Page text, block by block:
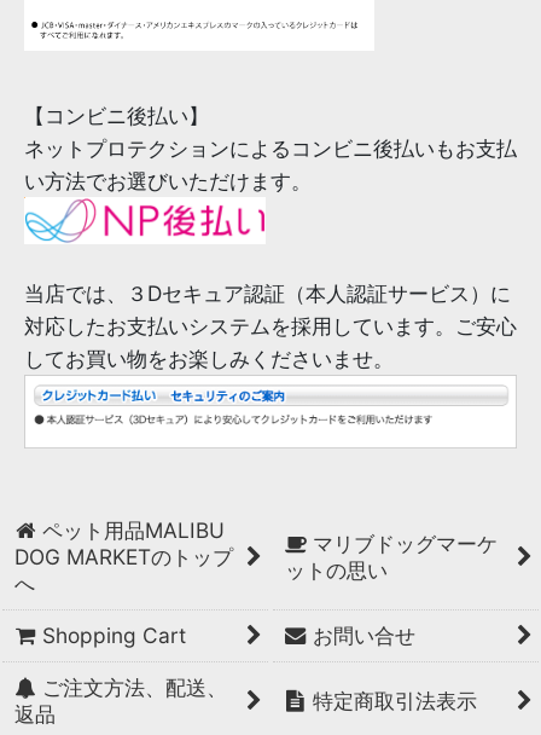
【コンビニ後払い】
ネットプロテクションによるコンビニ後払いもお支払
い方法でお選びいただけます。
当店では、３Dセキュア認証（本人認証サービス）に
対応したお支払いシステムを採用しています。ご安心
してお買い物をお楽しみくださいませ。
ペット用品MALIBU
DOG MARKETのトップ
へ
マリブドッグマーケ
ットの思い
Shopping Cart お問い合せ
ご注文方法、配送、
返品
特定商取引法表示